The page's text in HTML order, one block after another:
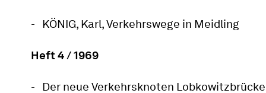
KÖNIG, Karl, Verkehrswege in Meidling
Heft 4 / 1969
Der neue Verkehrsknoten Lobkowitzbrücke